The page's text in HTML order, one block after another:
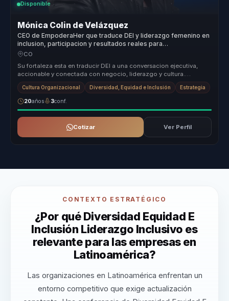
Disponible
Mónica Colin de Velázquez
CEO de EmpoderaHer que traduce DEI y liderazgo femenino en
inclusion, participacion y resultados reales para
organizaciones.
CO
Su fortaleza esta en traducir DEI a una conversacion ejecutiva,
accionable y conectada con negocio, liderazgo y cultura.
Combina sensibil...
Cultura Organizacional Diversidad, Equidad e Inclusión Estrategia
20años 3conf.
Cotizar Ver Perfil
CONTEXTO ESTRATÉGICO
¿Por qué Diversidad Equidad E
Inclusión Liderazgo Inclusivo es
relevante para las empresas en
Latinoamérica?
Las organizaciones en Latinoamérica enfrentan un
entorno competitivo que exige actualización